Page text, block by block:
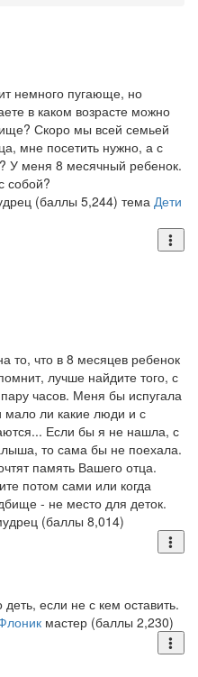
немного пугающе, но
в каком возрасте можно
Скоро мы всей семьей
мне посетить нужно, а с
У меня 8 месячный ребенок.
собой?
(баллы 5,244) тема Дети
то, что в 8 месяцев ребенок
лучше найдите того, с
часов. Меня бы испугала
мало ли какие люди и с
Если бы я не нашла, с
то сама бы не поехала.
память Вашего отца.
потом сами или когда
- не место для деток.
(баллы 8,014)
если не с кем оставить.
мастер (баллы 2,230)